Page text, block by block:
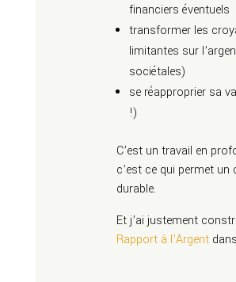
financiers éventuels
transformer les
limitantes sur
sociétales)
se réapproprier sa
!)
C’est un travail en
c’est ce qui permet un
durable.
Et j’ai justement
Rapport à l’Argent